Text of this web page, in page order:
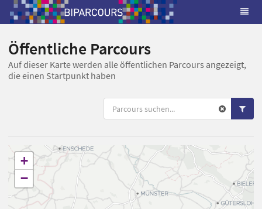
Öffentliche Parcours
Auf dieser Karte werden alle öffentlichen Parcours angezeigt,
die einen Startpunkt haben
+
−